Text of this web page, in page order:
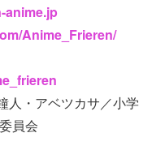
anime.jp
Anime_Frieren/
人・アベツカサ／小学
員会